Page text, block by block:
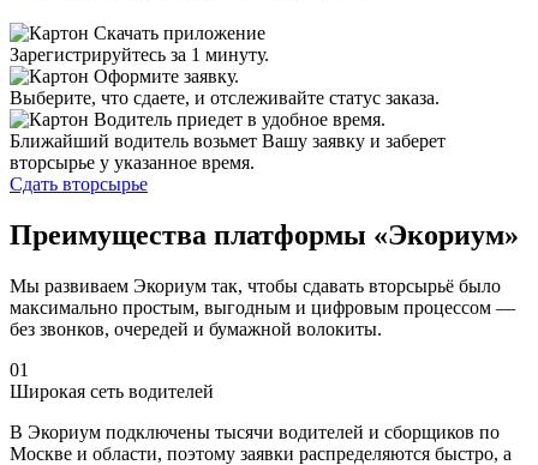
Скачать приложение
Зарегистрируйтесь за 1 минуту.
Оформите заявку.
Выберите, что сдаете, и отслеживайте статус заказа.
Водитель приедет в удобное время.
Ближайший водитель возьмет Вашу заявку и заберет
вторсырье у указанное время.
Сдать вторсырье
Преимущества платформы «Экориум»
Мы развиваем Экориум так, чтобы сдавать вторсырьё было
максимально простым, выгодным и цифровым процессом —
без звонков, очередей и бумажной волокиты.
01
Широкая сеть водителей
В Экориум подключены тысячи водителей и сборщиков по
Москве и области, поэтому заявки распределяются быстро, а